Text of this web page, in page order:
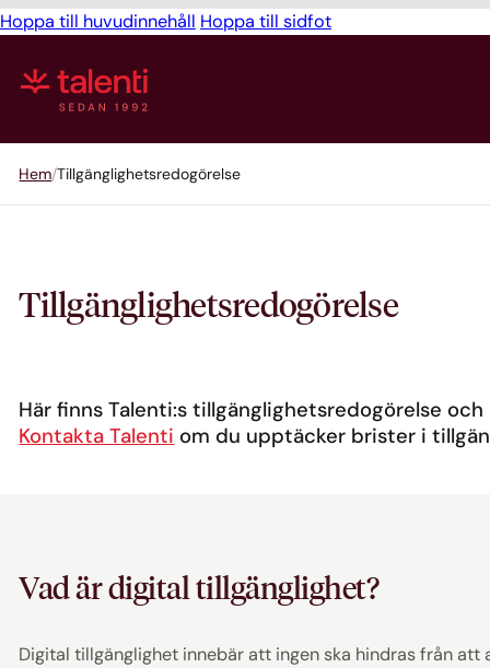
Hoppa till huvudinnehåll Hoppa till sidfot
Hem Tillgänglighetsredogörelse
Tillgänglighets­redogörelse
Här finns Talenti:s tillgänglighetsredogörelse
Kontakta Talenti om du upptäcker brister i
Vad är digital tillgänglighet?
Digital tillgänglighet innebär att ingen ska hindras från